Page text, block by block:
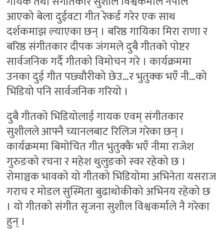
आएको बेला दुईवटा गीत रेकर्ड गरेर एक साथ
दर्शकमाझ ल्याएका छन् । बरिष्ठ गायिका मिरा राणा र
बरिष्ठ संगीतकार दीपक जंगमले दुबै गीतको पोष्टर
सार्वजनिक गर्दै गीतको विमोचन गरे । कार्यक्रममा
उनका दुई गीत पछ्यौरीको छेउ…र भुतुक्क भएँ नी…को
भिडियो पनि सार्वजनिक गरियो ।
दुबै गीतको भिडियोलाई गायक एवम् संगीतकार
सुशीलले आफ्नै च्यानलबाट रिलिज गरेका छन् ।
कार्यक्रममा बिमोचित गीत भुतुक्कै भएँ नीमा राजेश
गुरुङको रचना र महेश थुलुङको स्वर रहेको छ ।
रोमाञ्चक भावको यो गीतको भिडियोमा अभिनेता यसराज
गराच र मोडल सुस्मिता बुढाथोकीको अभिनय रहेको छ
। यो गीतको संगीत सृजना सुशील विश्वकर्माले नै गरेका
हुन् ।